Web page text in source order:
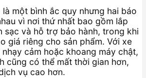
là một bình ắc quy nhưng hai báo
vì nơi thứ nhất bao gồm lắp
sạc và hỗ trợ bảo hành, trong khi
giá riêng cho sản phẩm. Với xe
cảm hoặc khoang máy chật,
cũng có thể mất thời gian hơn,
vụ cao hơn.